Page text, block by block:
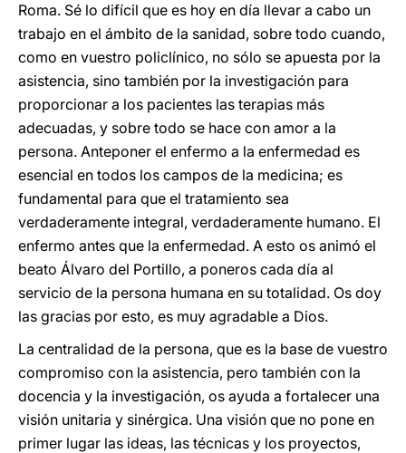
Roma. Sé lo difícil que es hoy en día llevar a cabo un
trabajo en el ámbito de la sanidad, sobre todo cuando,
como en vuestro policlínico, no sólo se apuesta por la
asistencia, sino también por la investigación para
proporcionar a los pacientes las terapias más
adecuadas, y sobre todo se hace con amor a la
persona. Anteponer el enfermo a la enfermedad es
esencial en todos los campos de la medicina; es
fundamental para que el tratamiento sea
verdaderamente integral, verdaderamente humano. El
enfermo antes que la enfermedad. A esto os animó el
beato Álvaro del Portillo, a poneros cada día al
servicio de la persona humana en su totalidad. Os doy
las gracias por esto, es muy agradable a Dios.
La centralidad de la persona, que es la base de vuestro
compromiso con la asistencia, pero también con la
docencia y la investigación, os ayuda a fortalecer una
visión unitaria y sinérgica. Una visión que no pone en
primer lugar las ideas, las técnicas y los proyectos,